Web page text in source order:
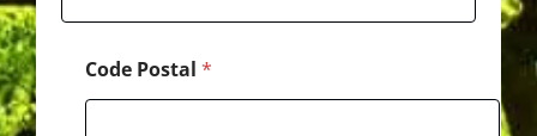
Code Postal *